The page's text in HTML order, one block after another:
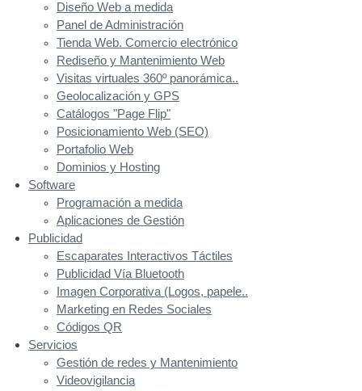
Diseño Web a medida
Panel de Administración
Tienda Web. Comercio electrónico
Rediseño y Mantenimiento Web
Visitas virtuales 360º panorámica..
Geolocalización y GPS
Catálogos "Page Flip"
Posicionamiento Web (SEO)
Portafolio Web
Dominios y Hosting
Software
Programación a medida
Aplicaciones de Gestión
Publicidad
Escaparates Interactivos Táctiles
Publicidad Vía Bluetooth
Imagen Corporativa (Logos, papele..
Marketing en Redes Sociales
Códigos QR
Servicios
Gestión de redes y Mantenimiento
Videovigilancia